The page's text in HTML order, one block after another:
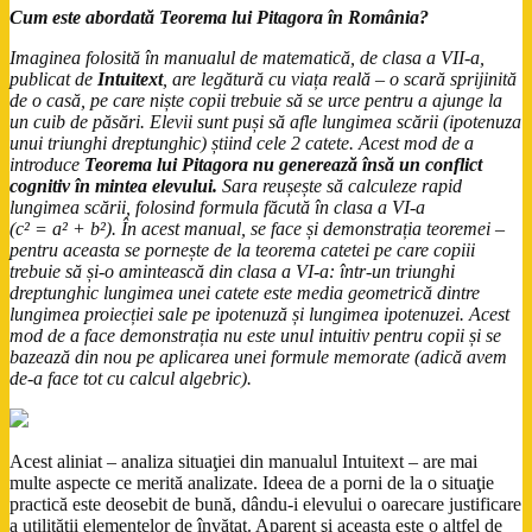
Cum este abordată Teorema lui Pitagora în România?
Imaginea folosită în manualul de matematică, de clasa a VII-a,
publicat de Intuitext, are legătură cu viața reală – o scară sprijinită
de o casă, pe care niște copii trebuie să se urce pentru a ajunge la
un cuib de păsări. Elevii sunt puși să afle lungimea scării (ipotenuza
unui triunghi dreptunghic) știind cele 2 catete. Acest mod de a
introduce Teorema lui Pitagora nu generează însă un conflict
cognitiv în mintea elevului. Sara reușește să calculeze rapid
lungimea scării, folosind formula făcută în clasa a VI-a
(c² = a² + b²). În acest manual, se face și demonstrația teoremei –
pentru aceasta se pornește de la teorema catetei pe care copiii
trebuie să și-o amintească din clasa a VI-a: într-un triunghi
dreptunghic lungimea unei catete este media geometrică dintre
lungimea proiecției sale pe ipotenuză și lungimea ipotenuzei. Acest
mod de a face demonstrația nu este unul intuitiv pentru copii și se
bazează din nou pe aplicarea unei formule memorate (adică avem
de-a face tot cu calcul algebric).
Acest aliniat – analiza situaţiei din manualul Intuitext – are mai
multe aspecte ce merită analizate. Ideea de a porni de la o situaţie
practică este deosebit de bună, dându-i elevului o oarecare justificare
a utilităţii elementelor de învăţat. Aparent şi aceasta este o altfel de